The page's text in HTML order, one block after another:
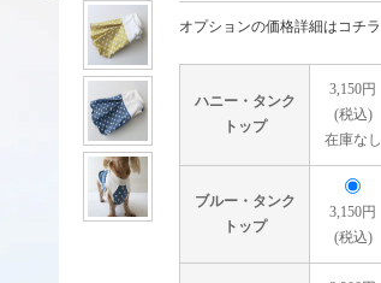
オプションの価格詳細はコチラ
ハニー・タンク
トップ
3,150円
(税込)
在庫なし
ブルー・タンク
トップ
3,150円
(税込)